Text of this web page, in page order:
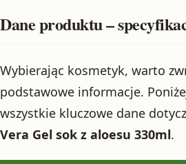
Dane produktu –
Wybierając kosmetyk, warto
podstawowe informacje.
wszystkie kluczowe dane
Vera Gel sok z aloesu 330ml.